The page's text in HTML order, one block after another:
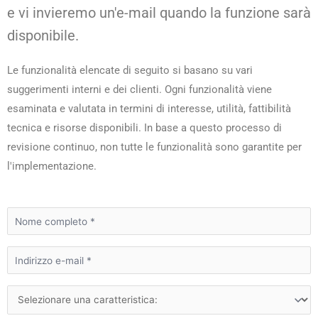
e vi invieremo un'e-mail quando la funzione sarà
disponibile.
Le funzionalità elencate di seguito si basano su vari
suggerimenti interni e dei clienti. Ogni funzionalità viene
esaminata e valutata in termini di interesse, utilità, fattibilità
tecnica e risorse disponibili. In base a questo processo di
revisione continuo, non tutte le funzionalità sono garantite per
l'implementazione.